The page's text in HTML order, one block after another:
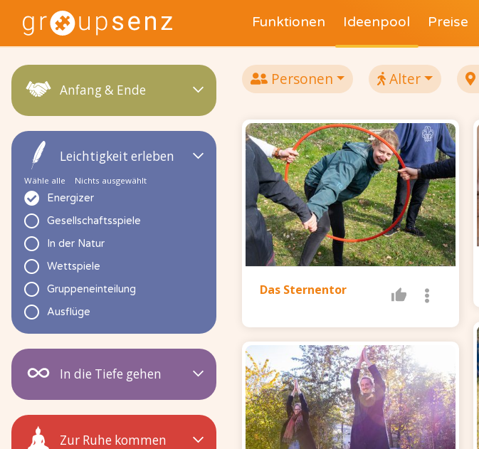
Funktionen Ideenpool Preise
Anfang & Ende
Leichtigkeit erleben
Wähle alle Nichts ausgewählt
Energizer
Gesellschaftsspiele
In der Natur
Wettspiele
Gruppeneinteilung
Ausflüge
In die Tiefe gehen
Zur Ruhe kommen
Personen Alter
Das Sternentor